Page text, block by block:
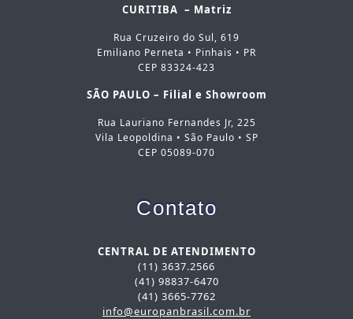
CURITIBA – Matriz
Rua Cruzeiro do Sul, 619
Emiliano Perneta • Pinhais • PR
CEP 83324-423
SÃO PAULO – Filial e Showroom
Rua Lauriano Fernandes Jr, 225
Vila Leopoldina • São Paulo • SP
CEP 05089-070
Contato
CENTRAL DE ATENDIMENTO
(11) 3637.2566
(41) 98837-6470
(41) 3665-7762
info@europanbrasil.com.br